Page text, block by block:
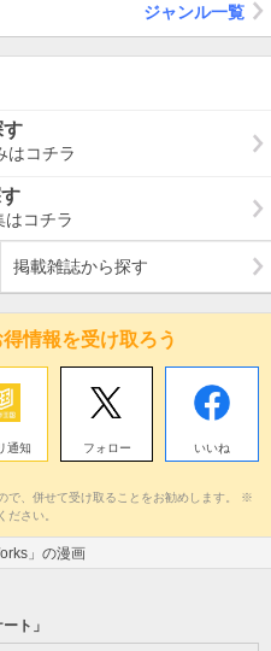
ジャンル一覧
す
はコチラ
はコチラ
掲載雑誌から探す
情報を受け取ろう
通知 フォロー いいね
で、併せて受け取ることをお勧めします。 ※
ださい。
」の漫画
ト」